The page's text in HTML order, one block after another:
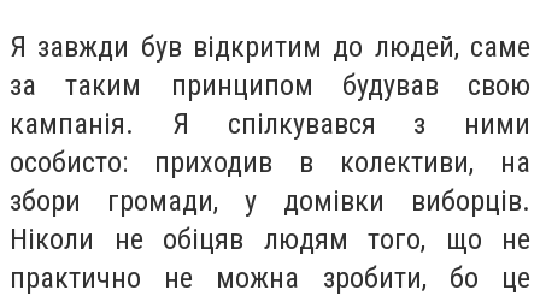
Я завжди був відкритим до людей, саме
за таким принципом будував свою
кампанія. Я спілкувався з ними
особисто: приходив в колективи, на
збори громади, у домівки виборців.
Ніколи не обіцяв людям того, що не
практично не можна зробити, бо це